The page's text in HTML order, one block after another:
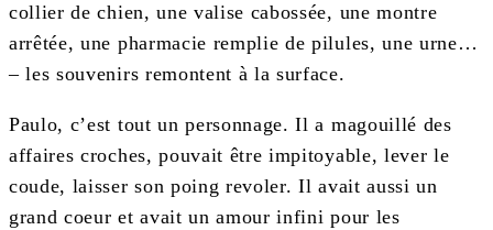
collier de chien, une valise cabossée, une montre
arrêtée, une pharmacie remplie de pilules, une urne…
– les souvenirs remontent à la surface.
Paulo, c’est tout un personnage. Il a magouillé des
affaires croches, pouvait être impitoyable, lever le
coude, laisser son poing revoler. Il avait aussi un
grand coeur et avait un amour infini pour les